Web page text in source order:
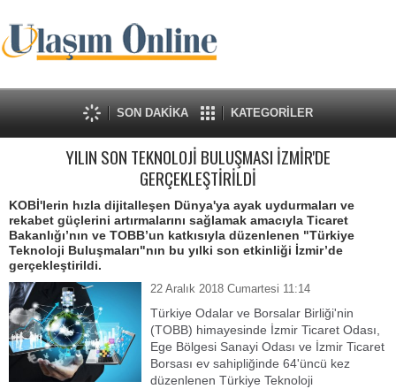
SON DAKİKA KATEGORİLER
YILIN SON TEKNOLOJİ BULUŞMASI İZMİR'DE
GERÇEKLEŞTİRİLDİ
KOBİ'lerin hızla dijitalleşen Dünya'ya ayak uydurmaları ve
rekabet güçlerini artırmalarını sağlamak amacıyla Ticaret
Bakanlığı’nın ve TOBB’un katkısıyla düzenlenen "Türkiye
Teknoloji Buluşmaları"nın bu yılki son etkinliği İzmir’de
gerçekleştirildi.
22 Aralık 2018 Cumartesi 11:14
Türkiye Odalar ve Borsalar Birliği'nin
(TOBB) himayesinde İzmir Ticaret Odası,
Ege Bölgesi Sanayi Odası ve İzmir Ticaret
Borsası ev sahipliğinde 64'üncü kez
düzenlenen Türkiye Teknoloji